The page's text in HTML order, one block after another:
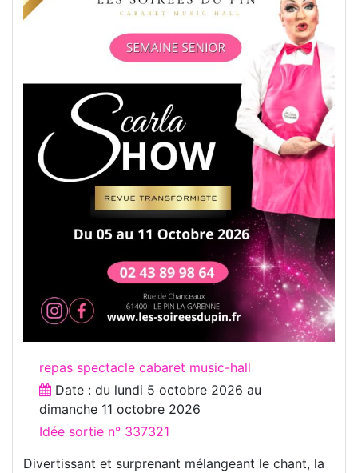
repas spectacle cabaret music-hall
Date : du lundi 5 octobre 2026 au
dimanche 11 octobre 2026
Idée sortie n° 337321
Divertissant et surprenant mélangeant le chant, la